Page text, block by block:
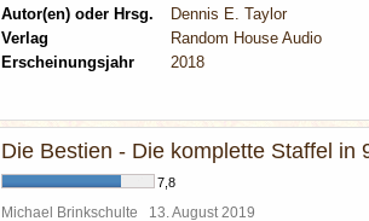
Autor(en) oder Hrsg.
Dennis E. Taylor
Verlag
Random House Audio
Erscheinungsjahr
2018
Die Bestien - Die komplette Staffel in
7,8
Michael Brinkschulte 13. August 2019